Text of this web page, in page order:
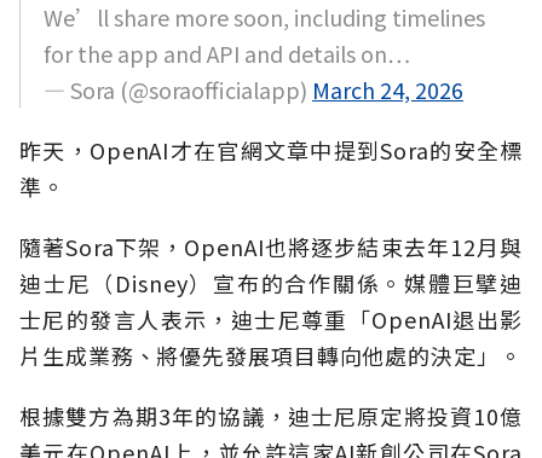
We’ll share more soon, including timelines
for the app and API and details on…
— Sora (@soraofficialapp) March 24, 2026
昨天，OpenAI才在官網文章中提到Sora的安全標
準。
隨著Sora下架，OpenAI也將逐步結束去年12月與
迪士尼（Disney）宣布的合作關係。媒體巨擘迪
士尼的發言人表示，迪士尼尊重「OpenAI退出影
片生成業務、將優先發展項目轉向他處的決定」。
根據雙方為期3年的協議，迪士尼原定將投資10億